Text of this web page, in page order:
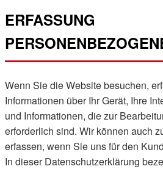
ERFASSUNG
Wenn Sie die Website besuchen,
Informationen über Ihr Gerät, Ihre
und Informationen, die zur
erforderlich sind. Wir können auch
erfassen, wenn Sie uns für den
In dieser Datenschutzerklärung